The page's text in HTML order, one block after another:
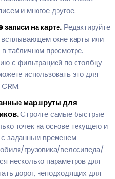
и многое другое.
на карте. Редактируйте
всплывающем окне карты или
табличном просмотре.
с фильтрацией по столбцу
использовать это для
маршруты для
Стройте самые быстрые
точек на основе текущего и
с заданным временем
грузовика/велосипеда/
несколько параметров для
дорог, неподходящих для